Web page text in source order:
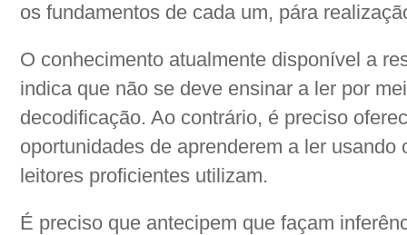
os fundamentos de cada um, pára
O conhecimento atualmente disponível a
indica que não se deve ensinar a ler por
decodificação. Ao contrário, é preciso
oportunidades de aprenderem a ler usando
leitores proficientes utilizam.
É preciso que antecipem que façam